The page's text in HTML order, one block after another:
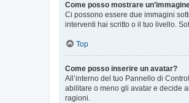
Come posso mostrare
Ci possono essere due immagini
interventi hai scritto o il tuo livello.
Top
Come posso inserire un avatar?
All’interno del tuo Pannello di
abilitare o meno gli avatar e decide
ragioni.